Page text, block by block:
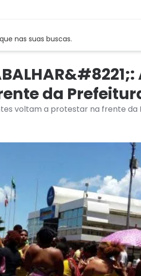
nas suas buscas.
da
voltam a protestar na frente